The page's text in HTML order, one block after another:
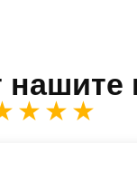
нашите